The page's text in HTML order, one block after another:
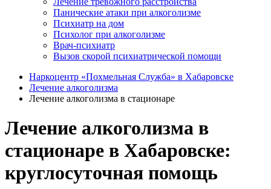
Панические атаки при алкоголизме
Психиатр на дом
Психолог при алкоголизме
Врач-психиатр
Вызов скорой психиатрической помощи
Наркоцентр «Похмельная Служба» в Хабаровске
Лечение алкоголизма
Лечение алкоголизма в стационаре
Лечение алкоголизма в
стационаре в Хабаровске:
круглосуточная помощь